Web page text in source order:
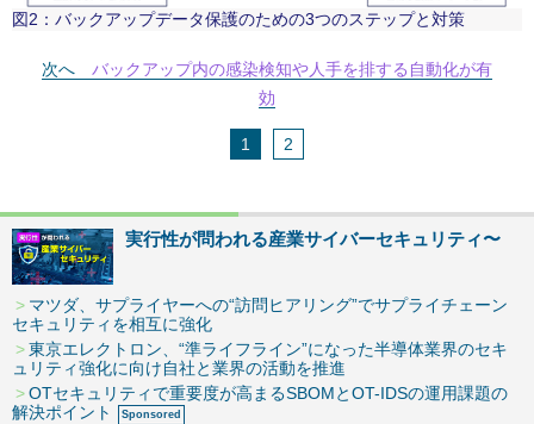
図2：バックアップデータ保護のための3つのステップと対策
次へ
バックアップ内の感染検知や人手を排する自動化が有
効
1 2
実行性が問われる産業サイバーセキュリティ〜
マツダ、サプライヤーへの“訪問ヒアリング”でサプライチェーン
セキュリティを相互に強化
東京エレクトロン、“準ライフライン”になった半導体業界のセキ
ュリティ強化に向け自社と業界の活動を推進
OTセキュリティで重要度が高まるSBOMとOT-IDSの運用課題の
解決ポイント